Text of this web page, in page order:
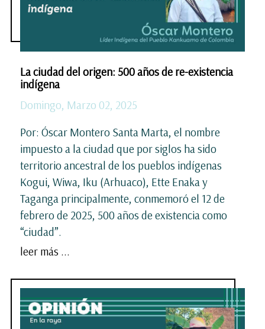
La ciudad del origen: 500 años de re-existencia
indígena
Domingo, Marzo 02, 2025
Por: Óscar Montero Santa Marta, el nombre
impuesto a la ciudad que por siglos ha sido
territorio ancestral de los pueblos indígenas
Kogui, Wiwa, Iku (Arhuaco), Ette Enaka y
Taganga principalmente, conmemoró el 12 de
febrero de 2025, 500 años de existencia como
“ciudad”.
leer más ...